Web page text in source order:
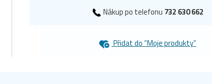
Nákup po telefonu 732 630 662
Přidat do “Moje produkty”